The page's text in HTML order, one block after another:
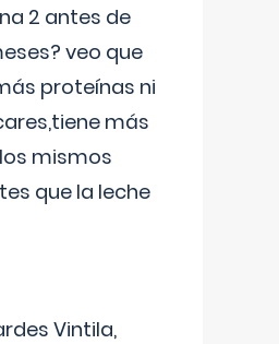
2 antes de
veo que
proteínas ni
más
mismos
que la leche
Vintila,